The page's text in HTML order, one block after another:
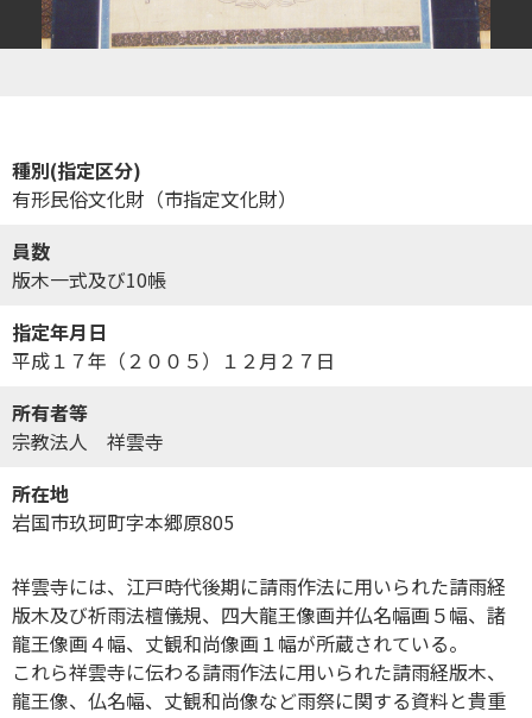
種別(指定区分)
有形民俗文化財（市指定文化財）
員数
版木一式及び10帳
指定年月日
平成１７年（２００５）１２月２７日
所有者等
宗教法人 祥雲寺
所在地
岩国市玖珂町字本郷原805
祥雲寺には、江戸時代後期に請雨作法に用いられた請雨経
版木及び祈雨法檀儀規、四大龍王像画并仏名幅画５幅、諸
龍王像画４幅、丈観和尚像画１幅が所蔵されている。
これら祥雲寺に伝わる請雨作法に用いられた請雨経版木、
龍王像、仏名幅、丈観和尚像など雨祭に関する資料と貴重